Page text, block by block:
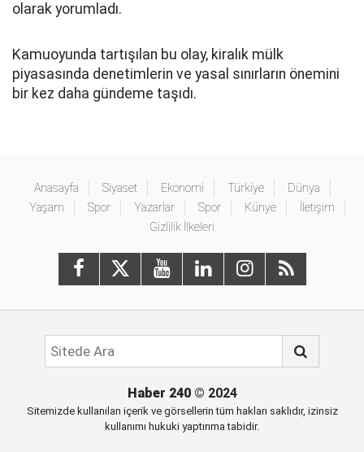
olarak yorumladı.
Kamuoyunda tartışılan bu olay, kiralık mülk
piyasasında denetimlerin ve yasal sınırların önemini
bir kez daha gündeme taşıdı.
Anasayfa Siyaset Ekonomi Türkiye
Dünya
Yaşam
Spor Yazarlar Spor Künye
İletişim
Gizlilik İlkeleri
Haber 240© 2024
Sitemizde kullanılan içerik ve görsellerin tüm hakları saklıdır, izinsiz
kullanımı hukuki yaptırıma tabidir.